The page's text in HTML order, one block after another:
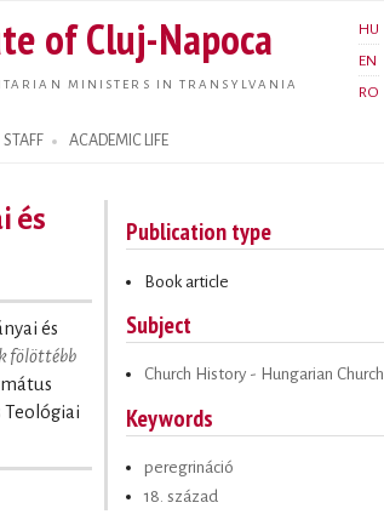
main
content
of Cluj-Napoca
MINISTERS IN TRANSYLVANIA
HU
EN
RO
STAFF ACADEMIC LIFE
és
és
fölöttébb
Teológiai
Publication type
Book article
Subject
Church History - Hungarian Church
Keywords
peregrináció
18. század